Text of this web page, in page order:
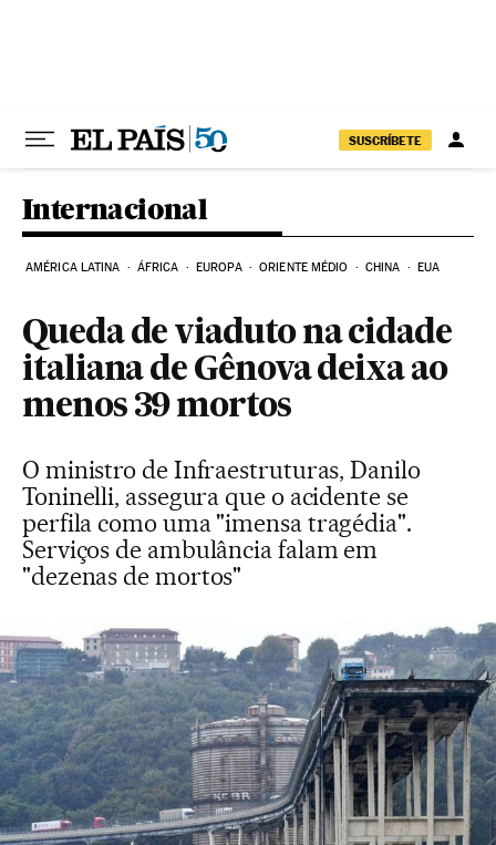
SUSCRÍBETE
Internacional
AMÉRICA LATINA ÁFRICA EUROPA ORIENTE MÉDIO CHINA EUA
Queda de viaduto na cidade
italiana de Gênova deixa ao
menos 39 mortos
O ministro de Infraestruturas, Danilo
Toninelli, assegura que o acidente se
perfila como uma "imensa tragédia".
Serviços de ambulância falam em
"dezenas de mortos"